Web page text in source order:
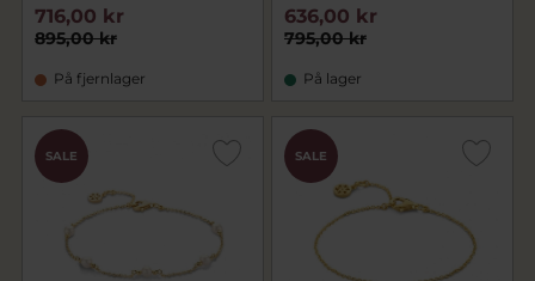
895,00 kr
716,00 kr
På fjernlager
795,00 kr
636,00 kr
På lager
SALE SALE